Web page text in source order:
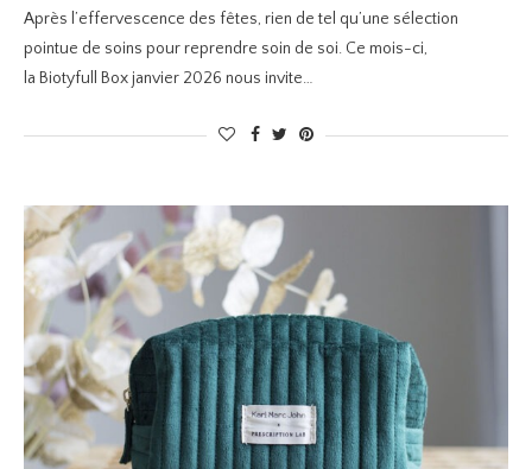
Après l’effervescence des fêtes, rien de tel qu’une sélection
pointue de soins pour reprendre soin de soi. Ce mois-ci,
la Biotyfull Box janvier 2026 nous invite…